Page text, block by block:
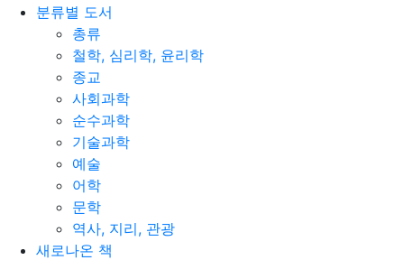
분류별 도서
총류
철학, 심리학, 윤리학
종교
사회과학
순수과학
기술과학
예술
어학
문학
역사, 지리, 관광
새로나온 책